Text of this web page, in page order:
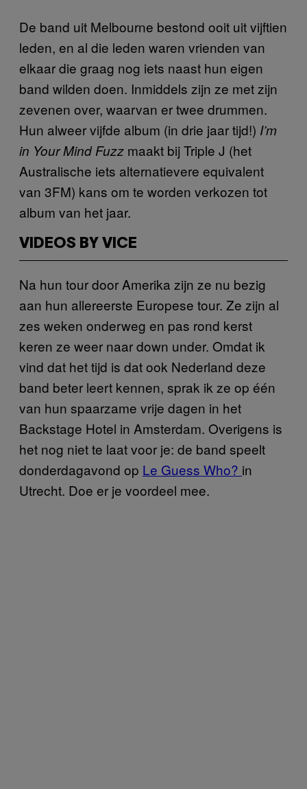
De band uit Melbourne bestond ooit uit vijftien
leden, en al die leden waren vrienden van
elkaar die graag nog iets naast hun eigen
band wilden doen. Inmiddels zijn ze met zijn
zevenen over, waarvan er twee drummen.
Hun alweer vijfde album (in drie jaar tijd!) I’m
in Your Mind Fuzz maakt bij Triple J (het
Australische iets alternatievere equivalent
van 3FM) kans om te worden verkozen tot
album van het jaar.
VIDEOS BY VICE
Na hun tour door Amerika zijn ze nu bezig
aan hun allereerste Europese tour. Ze zijn al
zes weken onderweg en pas rond kerst
keren ze weer naar down under. Omdat ik
vind dat het tijd is dat ook Nederland deze
band beter leert kennen, sprak ik ze op één
van hun spaarzame vrije dagen in het
Backstage Hotel in Amsterdam. Overigens is
het nog niet te laat voor je: de band speelt
donderdagavond op Le Guess Who? in
Utrecht. Doe er je voordeel mee.